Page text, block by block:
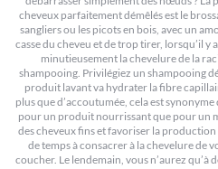
cheveux parfaitement démêlés est le
sangliers ou les picots en bois, avec un
casse du cheveu et de trop tirer, lorsqu’il y
minutieusement la chevelure de la
shampooing. Privilégiez un shampooing
produit lavant va hydrater la fibre
plus que d’accoutumée, cela est
pour un produit nourrissant que pour un
des cheveux fins et favoriser la production
de temps à consacrer à la chevelure de
coucher. Le lendemain, vous n’aurez qu’à